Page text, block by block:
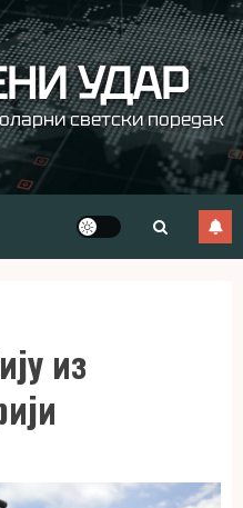
УДАР
светски поредак
из